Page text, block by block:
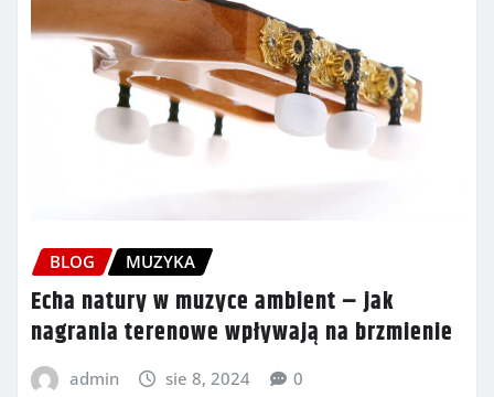
BLOG MUZYKA
Echa natury w muzyce ambient – jak
nagrania terenowe wpływają na brzmienie
admin sie 8, 2024 0